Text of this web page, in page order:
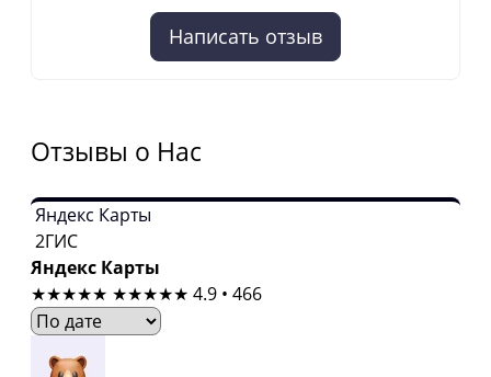
Написать отзыв
Отзывы о Нас
Яндекс Карты
2ГИС
Яндекс Карты
★★★★★ ★★★★★ 4.9 • 466